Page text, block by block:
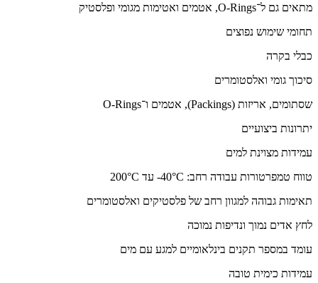
מתאים גם ל־O-Rings, אטמים ואטימות מגומי ופלסטיק
תחומי שימוש נפוצים
כבלי בקרה
סיכוך גומי ואלסטומרים
שסתומים, אריזות (Packings), אטמים ו־O-Rings
יתרונות ביצועיים
עמידות מצוינת למים
טווח טמפרטורות עבודה רחב: ‎-40°C עד ‎200°C
תאימות גבוהה למגוון רחב של פלסטיקים ואלסטומרים
לחץ אדים נמוך ונדיפות נמוכה
עומד במספר תקנים בינלאומיים למגע עם מים
עמידות כימית טובה